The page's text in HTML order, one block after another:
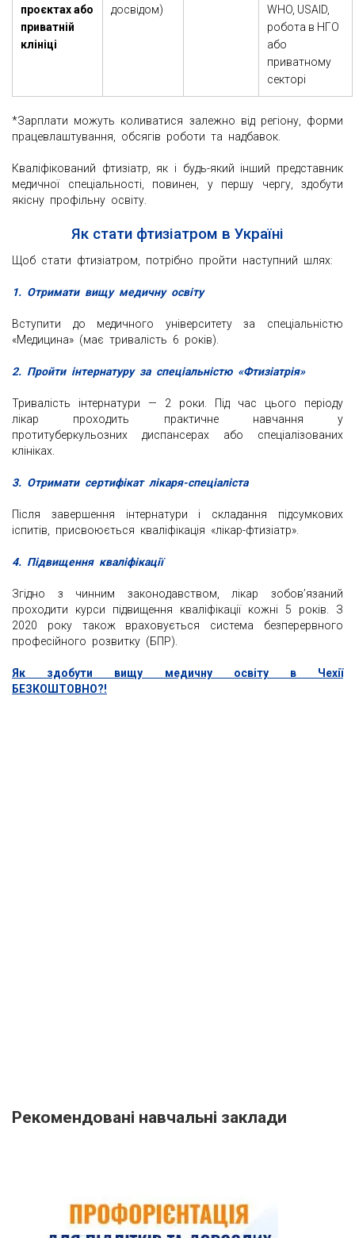
проєктах або
приватній
клініці
досвідом)
WHO, USAID,
робота в НГО
або
приватному
секторі
*Зарплати можуть коливатися залежно від регіону, форми
працевлаштування, обсягів роботи та надбавок.
Кваліфікований фтизіатр, як і будь-який інший представник
медичної спеціальності, повинен, у першу чергу, здобути
якісну профільну освіту.
Як стати фтизіатром в Україні
Щоб стати фтизіатром, потрібно пройти наступний шлях:
1. Отримати вищу медичну освіту
Вступити до медичного університету за спеціальністю
«Медицина» (має тривалість 6 років).
2. Пройти інтернатуру за спеціальністю «Фтизіатрія»
Тривалість інтернатури — 2 роки. Під час цього періоду
лікар проходить практичне навчання у
протитуберкульозних диспансерах або спеціалізованих
клініках.
3. Отримати сертифікат лікаря-спеціаліста
Після завершення інтернатури і складання підсумкових
іспитів, присвоюється кваліфікація «лікар-фтизіатр».
4. Підвищення кваліфікації
Згідно з чинним законодавством, лікар зобов’язаний
проходити курси підвищення кваліфікації кожні 5 років. З
2020 року також враховується система безперервного
професійного розвитку (БПР).
Як здобути вищу медичну освіту в Чехії
БЕЗКОШТОВНО?!
Рекомендовані навчальні заклади